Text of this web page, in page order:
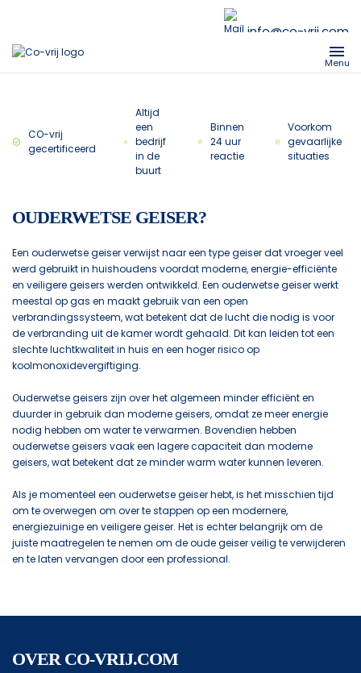
info@co-vrij.com
Menu
CO-vrij
gecertificeerd
Altijd
een
bedrijf
in de
buurt
Binnen
24 uur
reactie
Voorkom
gevaarlijke
situaties
OUDERWETSE GEISER?
Een ouderwetse geiser verwijst naar een type geiser dat vroeger veel
werd gebruikt in huishoudens voordat moderne, energie-efficiënte
en veiligere geisers werden ontwikkeld. Een ouderwetse geiser werkt
meestal op gas en maakt gebruik van een open
verbrandingssysteem, wat betekent dat de lucht die nodig is voor
de verbranding uit de kamer wordt gehaald. Dit kan leiden tot een
slechte luchtkwaliteit in huis en een hoger risico op
koolmonoxidevergiftiging.
Ouderwetse geisers zijn over het algemeen minder efficiënt en
duurder in gebruik dan moderne geisers, omdat ze meer energie
nodig hebben om water te verwarmen. Bovendien hebben
ouderwetse geisers vaak een lagere capaciteit dan moderne
geisers, wat betekent dat ze minder warm water kunnen leveren.
Als je momenteel een ouderwetse geiser hebt, is het misschien tijd
om te overwegen om over te stappen op een modernere,
energiezuinige en veiligere geiser. Het is echter belangrijk om de
juiste maatregelen te nemen om de oude geiser veilig te verwijderen
en te laten vervangen door een professional.
OVER CO-VRIJ.COM